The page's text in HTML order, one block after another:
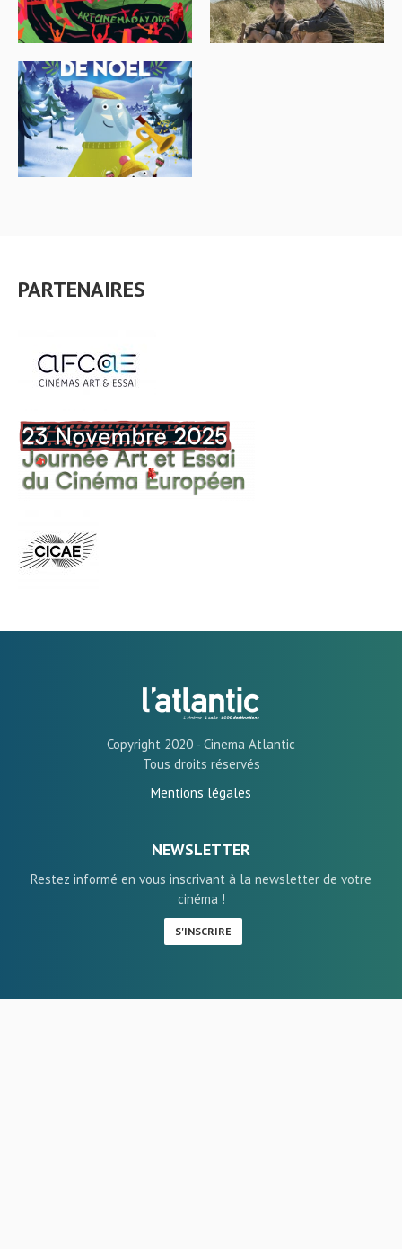
PARTENAIRES
Copyright 2020 - Cinema Atlantic
Tous droits réservés
Mentions légales
NEWSLETTER
Restez informé en vous inscrivant à la newsletter de votre
cinéma !
S'INSCRIRE